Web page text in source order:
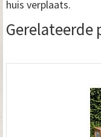
huis verplaats.
Gerelateerde